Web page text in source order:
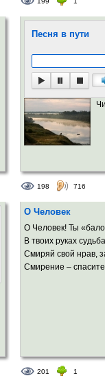
Песня в пути
198 716
О Человек
О Человек! Ты
В твоих руках
Смиряй свой нрав,
Смирение –
201 1